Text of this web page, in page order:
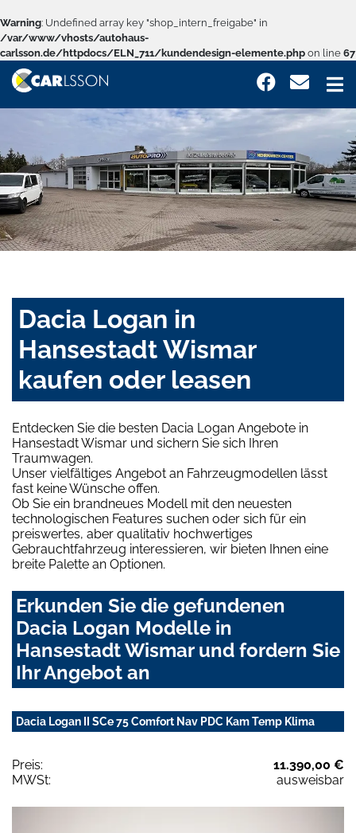
Warning: Undefined array key "shop_intern_freigabe" in
/var/www/vhosts/autohaus-
carlsson.de/httpdocs/ELN_711/kundendesign-elemente.php on line 67
Dacia Logan in
Hansestadt Wismar
kaufen oder leasen
Entdecken Sie die besten Dacia Logan Angebote in
Hansestadt Wismar und sichern Sie sich Ihren
Traumwagen.
Unser vielfältiges Angebot an Fahrzeugmodellen lässt
fast keine Wünsche offen.
Ob Sie ein brandneues Modell mit den neuesten
technologischen Features suchen oder sich für ein
preiswertes, aber qualitativ hochwertiges
Gebrauchtfahrzeug interessieren, wir bieten Ihnen eine
breite Palette an Optionen.
Erkunden Sie die gefundenen
Dacia Logan Modelle in
Hansestadt Wismar und fordern Sie
Ihr Angebot an
Dacia Logan II SCe 75 Comfort Nav PDC Kam Temp Klima
Preis:
11.390,00 €
MWSt:
ausweisbar